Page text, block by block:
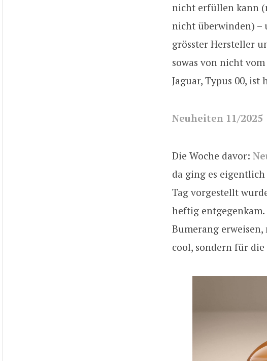
nicht erfüllen kann
nicht überwinden) –
grösster Hersteller
sowas von nicht
Jaguar, Typus 00, ist
Neuheiten 11/2025
Die Woche davor:
da ging es
Tag vorgestellt
heftig entgegenkam.
Bumerang
cool, sondern für die